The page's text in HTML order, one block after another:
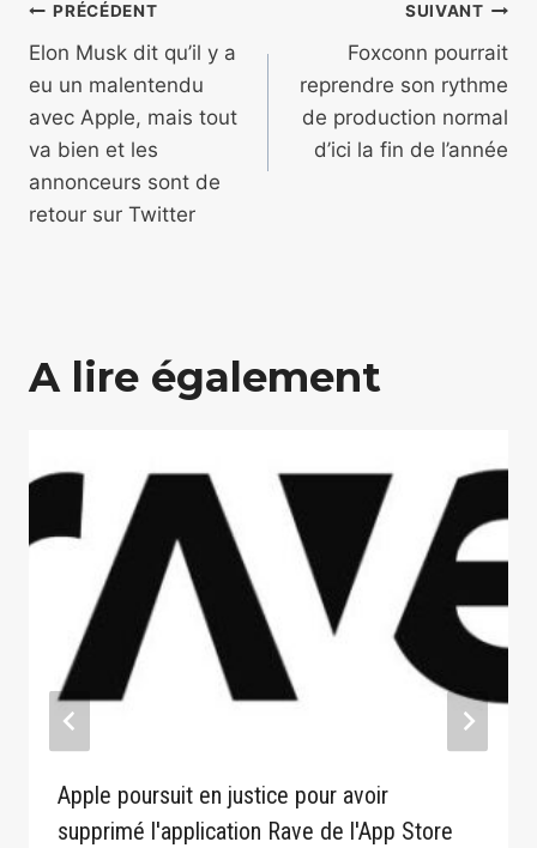
Navigation
de
l’article
PRÉCÉDENT
Elon Musk dit qu’il y a
eu un malentendu
avec Apple, mais tout
va bien et les
annonceurs sont de
retour sur Twitter
SUIVANT
Foxconn pourrait
reprendre son rythme
de production normal
d’ici la fin de l’année
A lire également
Apple poursuit en justice pour avoir
supprimé l'application Rave de l'App Store